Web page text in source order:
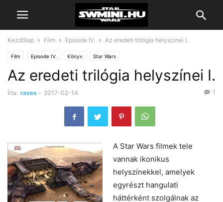
Kezdőlap Film Episode IV. Az eredeti trilógia helyszínei I.
Film Episode IV. Könyv Star Wars
Az eredeti trilógia helyszínei I.
Írta: raves - 2017-02-14 1
A Star Wars filmek tele
vannak ikonikus
helyszínekkel, amelyek
egyrészt hangulati
háttérként szolgálnak az